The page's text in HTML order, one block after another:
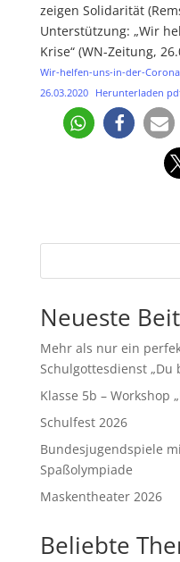
zeigen Solidarität
Unterstützung: „Wir
Krise“ (WN-Zeitung,
Wir-helfen-uns-in-der-
26.03.2020
Herunterladen
Neueste
Mehr als nur ein
Schulgottesdienst „Du
Klasse 5b – Workshop
Schulfest 2026
Bundesjugendspiele
Spaßolympiade
Maskentheater 2026
Beliebte